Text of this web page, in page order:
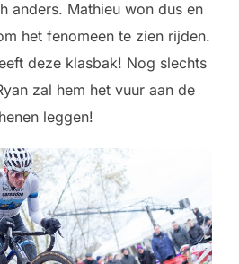
anders. Mathieu won dus en
het fenomeen te zien rijden.
deze klasbak! Nog slechts
zal hem het vuur aan de
leggen!